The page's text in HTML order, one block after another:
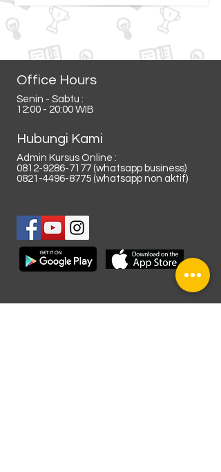
Office Hours
Senin - Sabtu :
12:00 - 20:00 WIB
Hubungi Kami
Admin Kursus Online :
0812-9286-7177 (whatsapp business)
0821-4496-8775 (whatsapp non aktif)